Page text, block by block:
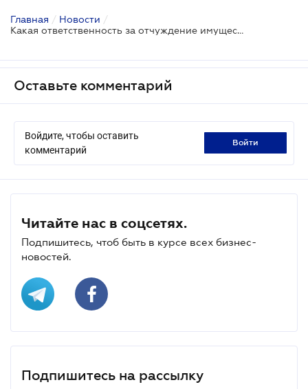
Главная / Новости /
Какая ответственность за отчуждение имущества, которое находится в налоговом залоге, без согласия контролирующего органа?
Оставьте комментарий
Войдите, чтобы оставить
комментарий
войти
Читайте нас в соцсетях.
Подпишитесь, чтоб быть в курсе всех бизнес-
новостей.
Подпишитесь на рассылку